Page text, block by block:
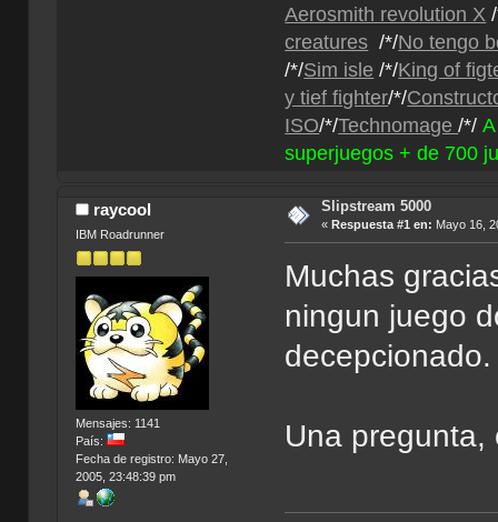
Aerosmith revolution X
creatures /*/No tengo
/*/Sim isle /*/King of
y tief fighter/*/
ISO/*/Technomage/*/
superjuegos + de 700
raycool
IBM Roadrunner
Mensajes: 1141
País:
Fecha de registro: Mayo 27,
2005, 23:48:39 pm
Slipstream 5000
« Respuesta #1 en: Mayo 16,
Muchas
ningun juego
decepcionado.
Una pregunta,